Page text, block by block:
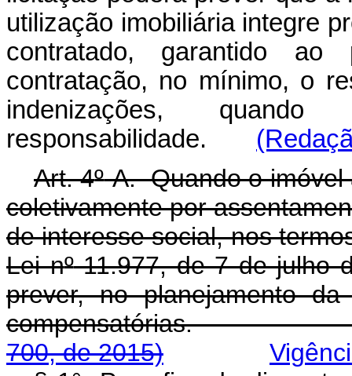
utilização imobiliária integre
contratado, garantido ao
contratação, no mínimo, o
indenizações,
responsabilidade.
Art. 4º-A. Quando o imóvel
coletivamente por
de interesse social, nos
Lei nº11.977, de 7 de julho
prever, no planejamento
700, de 2015)